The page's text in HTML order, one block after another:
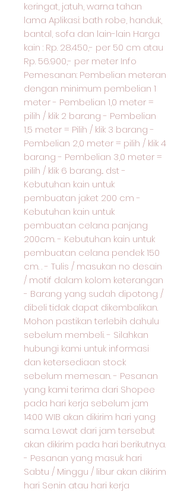
keringat, jatuh, warna tahan
lama Aplikasi: bath robe, handuk,
bantal, sofa dan lain-lain Harga
kain : Rp. 28.450,- per 50 cm atau
Rp. 56.900,- per meter Info
Pemesanan: Pembelian meteran
dengan minimum pembelian 1
meter - Pembelian 1,0 meter =
pilih / klik 2 barang - Pembelian
1,5 meter = Pilih / klik 3 barang -
Pembelian 2,0 meter = pilih / klik 4
barang - Pembelian 3,0 meter =
pilih / klik 6 barang... dst -
Kebutuhan kain untuk
pembuatan jaket 200 cm -
Kebutuhan kain untuk
pembuatan celana panjang
200cm. - Kebutuhan kain untuk
pembuatan celana pendek 150
cm. . - Tulis / masukan no desain
/ motif dalam kolom keterangan
- Barang yang sudah dipotong /
dibeli tidak dapat dikembalikan.
Mohon pastikan terlebih dahulu
sebelum membeli. - Silahkan
hubungi kami untuk informasi
dan ketersediaan stock
sebelum memesan. - Pesanan
yang kami terima dari Shopee
pada hari kerja sebelum jam
14:00 WIB akan dikirim hari yang
sama. Lewat dari jam tersebut
akan dikirim pada hari berikutnya.
- Pesanan yang masuk hari
Sabtu / Minggu / libur akan dikirim
hari Senin atau hari kerja